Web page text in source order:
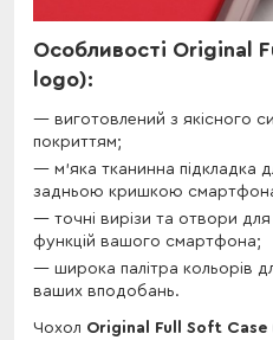
Особливості Original
logo):
виготовлений з якісного
покриттям;
м'яка тканинна підкладка
задньою кришкою
точні вирізи та отвори
функцій вашого смартфона;
широка палітра кольорів
ваших вподобань.
Чохол Original Full Soft